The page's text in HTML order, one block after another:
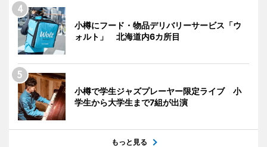
小樽にフード・物品デリバリーサービス「ウ
ォルト」 北海道内6カ所目
小樽で学生ジャズプレーヤー限定ライブ 小
学生から大学生まで7組が出演
もっと見る